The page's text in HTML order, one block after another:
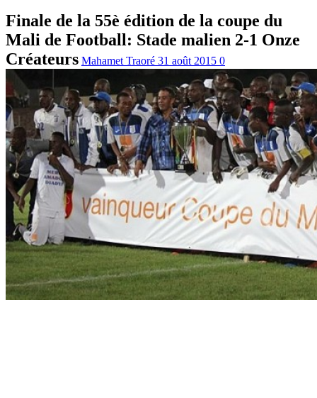
Finale de la 55è édition de la coupe du
Mali de Football: Stade malien 2-1 Onze
Créateurs Mahamet Traoré 31 août 2015 0